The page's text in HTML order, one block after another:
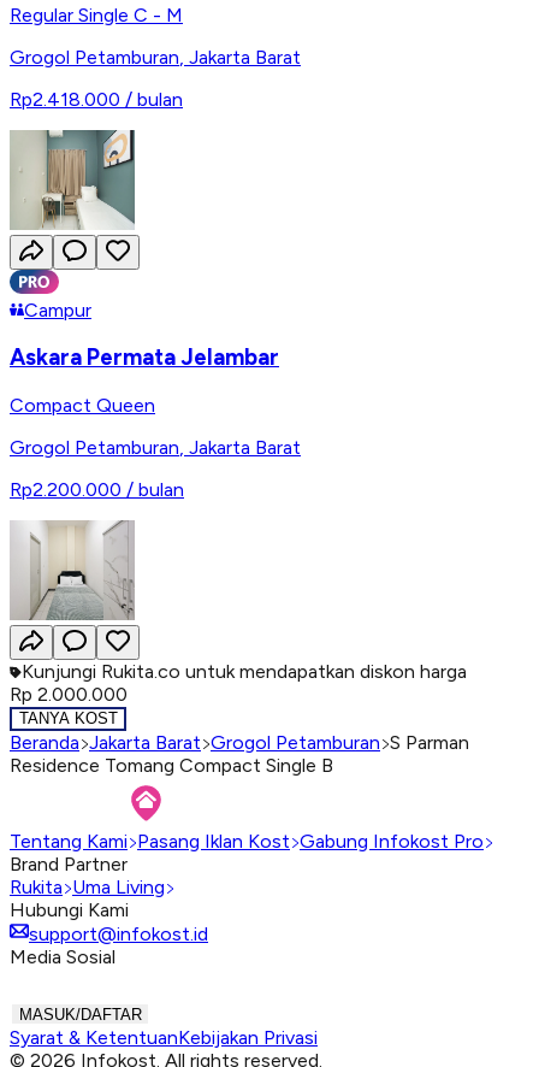
Regular Single C - M
Grogol Petamburan Jakarta Barat
Rp2.418.000 / bulan
Campur
Askara Permata Jelambar
Compact Queen
Grogol Petamburan, Jakarta Barat
Rp2.200.000 / bulan
Kunjungi Rukita.co untuk mendapatkan diskon harga
Rp 2.000.000
TANYA KOST
Beranda Jakarta Barat Grogol Petamburan S Parman
Residence Tomang Compact Single B
Tentang Kami Pasang Iklan Kost Gabung Infokost Pro
Brand Partner
Rukita Uma Living
Hubungi Kami
support@infokost.id
Media Sosial
MASUK/DAFTAR
Syarat & KetentuanKebijakan Privasi
© 2026 Infokost. All rights reserved.